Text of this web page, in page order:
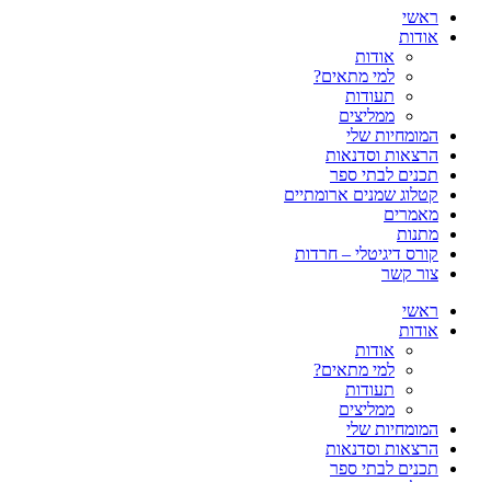
ראשי
אודות
אודות
למי מתאים?
תעודות
ממליצים
המומחיות שלי
הרצאות וסדנאות
תכנים לבתי ספר
קטלוג שמנים ארומתיים
מאמרים
מתנות
קורס דיגיטלי – חרדות
צור קשר
ראשי
אודות
אודות
למי מתאים?
תעודות
ממליצים
המומחיות שלי
הרצאות וסדנאות
תכנים לבתי ספר